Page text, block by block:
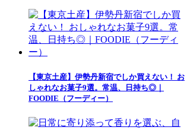
【東京土産】伊勢丹新宿でしか買えない！ お
しゃれなお菓子9選。常温、日持ち◎｜
FOODIE（フーディー）